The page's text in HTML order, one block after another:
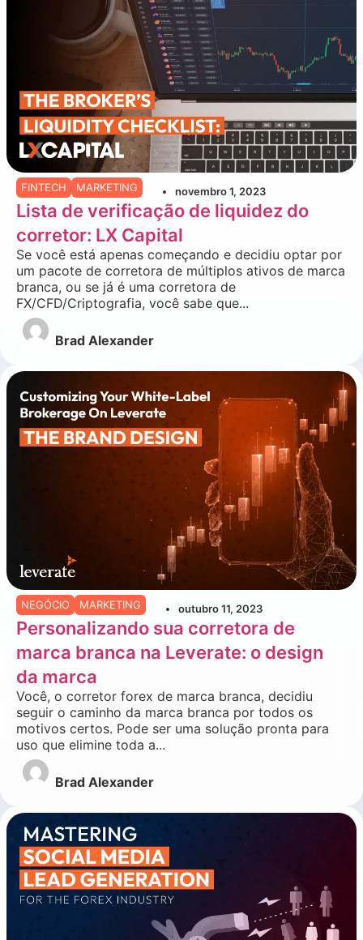
FINTECH MARKETING novembro 1, 2023
Lista de verificação de liquidez do
corretor: LX Capital
Se você está apenas começando e decidiu optar por
um pacote de corretora de múltiplos ativos de marca
branca, ou se já é uma corretora de
FX/CFD/Criptografia, você sabe que...
Brad Alexander
NEGÓCIO MARKETING outubro 11, 2023
Personalizando sua corretora de
marca branca na Leverate: o design
da marca
Você, o corretor forex de marca branca, decidiu
seguir o caminho da marca branca por todos os
motivos certos. Pode ser uma solução pronta para
uso que elimine toda a...
Brad Alexander